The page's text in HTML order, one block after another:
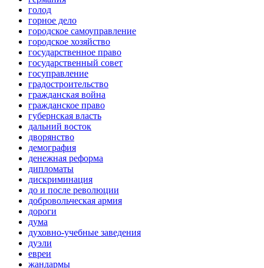
голод
горное дело
городское самоуправление
городское хозяйство
государственное право
государственный совет
госуправление
градостроительство
гражданская война
гражданское право
губернская власть
дальний восток
дворянство
демография
денежная реформа
дипломаты
дискриминация
до и после революции
добровольческая армия
дороги
дума
духовно-учебные заведения
дуэли
евреи
жандармы